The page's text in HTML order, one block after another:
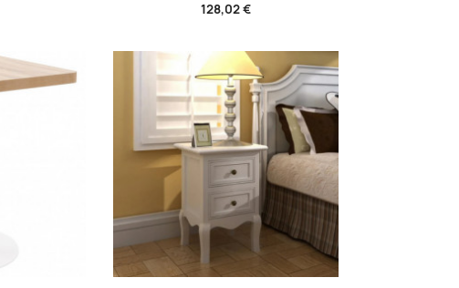
128,02 €